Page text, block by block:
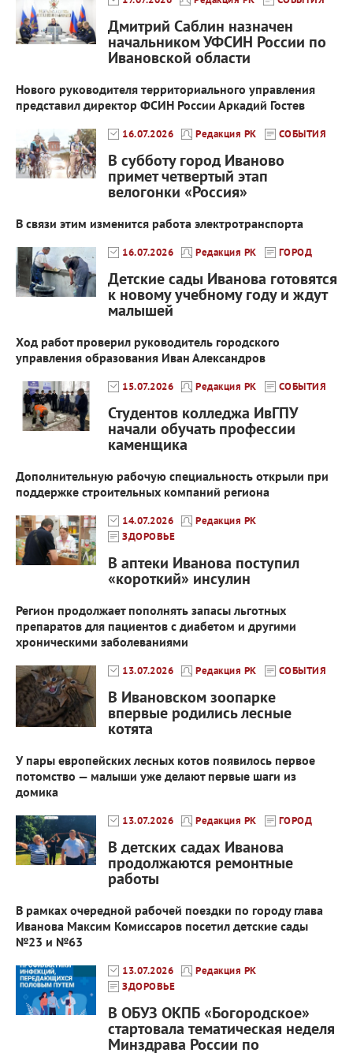
Дмитрий Саблин назначен
начальником УФСИН России по
Ивановской области
Нового руководителя территориального управления
представил директор ФСИН России Аркадий Гостев
16.07.2026 Редакция РК СОБЫТИЯ
В субботу город Иваново
примет четвертый этап
велогонки «Россия»
В связи этим изменится работа электротранспорта
16.07.2026 Редакция РК ГОРОД
Детские сады Иванова готовятся
к новому учебному году и ждут
малышей
Ход работ проверил руководитель городского
управления образования Иван Александров
15.07.2026 Редакция РК СОБЫТИЯ
Студентов колледжа ИвГПУ
начали обучать профессии
каменщика
Дополнительную рабочую специальность открыли при
поддержке строительных компаний региона
14.07.2026
Редакция РК
ЗДОРОВЬЕ
В аптеки Иванова поступил
«короткий» инсулин
Регион продолжает пополнять запасы льготных
препаратов для пациентов с диабетом и другими
хроническими заболеваниями
13.07.2026 Редакция РК СОБЫТИЯ
В Ивановском зоопарке
впервые родились лесные
котята
У пары европейских лесных котов появилось первое
потомство — малыши уже делают первые шаги из
домика
13.07.2026 Редакция РК ГОРОД
В детских садах Иванова
продолжаются ремонтные
работы
В рамках очередной рабочей поездки по городу глава
Иванова Максим Комиссаров посетил детские сады
№23 и №63
13.07.2026
Редакция РК
ЗДОРОВЬЕ
В ОБУЗ ОКПБ «Богородское»
стартовала тематическая неделя
Минздрава России по